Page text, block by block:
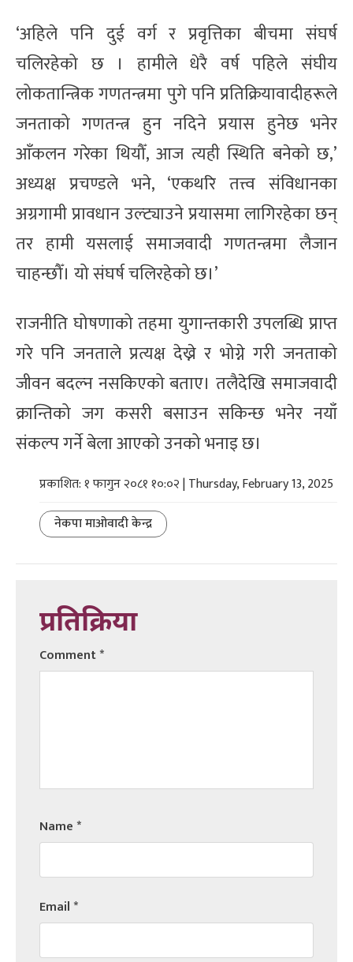
‘अहिले पनि दुई वर्ग र प्रवृत्तिका बीचमा संघर्ष
चलिरहेको छ । हामीले धेरै वर्ष पहिले संघीय
लोकतान्त्रिक गणतन्त्रमा पुगे पनि प्रतिक्रियावादीहरूले
जनताको गणतन्त्र हुन नदिने प्रयास हुनेछ भनेर
आँकलन गरेका थियौँ, आज त्यही स्थिति बनेको छ,’
अध्यक्ष प्रचण्डले भने, ‘एकथरि तत्त्व संविधानका
अग्रगामी प्रावधान उल्ट्याउने प्रयासमा लागिरहेका छन्
तर हामी यसलाई समाजवादी गणतन्त्रमा लैजान
चाहन्छौँ। यो संघर्ष चलिरहेको छ।’
राजनीति घोषणाको तहमा युगान्तकारी उपलब्धि प्राप्त
गरे पनि जनताले प्रत्यक्ष देख्ने र भोग्ने गरी जनताको
जीवन बदल्न नसकिएको बताए। तलैदेखि समाजवादी
क्रान्तिको जग कसरी बसाउन सकिन्छ भनेर नयाँ
संकल्प गर्ने बेला आएको उनको भनाइ छ।
प्रकाशित: १ फागुन २०८१ १०:०२ | Thursday, February 13, 2025
नेकपा माओवादी केन्द्र
प्रतिक्रिया
Comment*
Name*
Email*